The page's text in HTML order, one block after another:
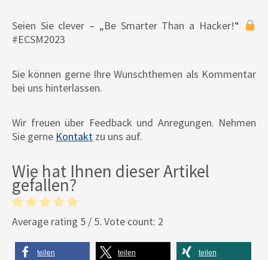
Seien Sie clever – „Be Smarter Than a Hacker!“
#ECSM2023
Sie können gerne Ihre Wunschthemen als Kommentar
bei uns hinterlassen.
Wir freuen über Feedback und Anregungen. Nehmen
Sie gerne Kontakt zu uns auf.
Wie hat Ihnen dieser Artikel
gefallen?
Average rating 5 / 5. Vote count: 2
teilen teilen teilen